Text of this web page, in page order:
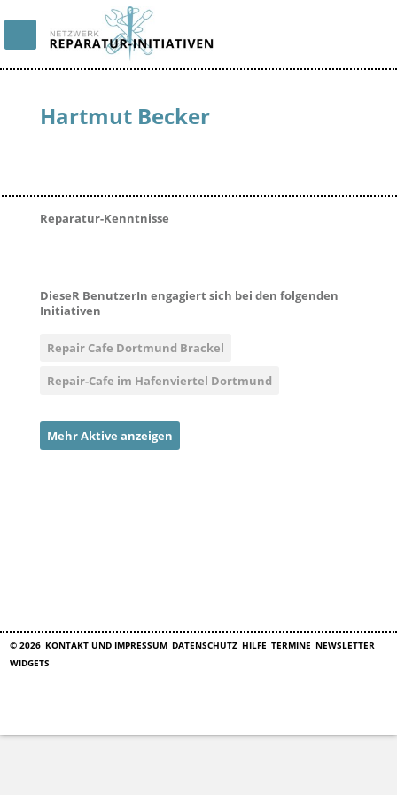
Hartmut Becker
Reparatur-Kenntnisse
DieseR BenutzerIn engagiert sich bei den folgenden
Initiativen
Repair Cafe Dortmund Brackel
Repair-Cafe im Hafenviertel Dortmund
Mehr Aktive anzeigen
© 2026 KONTAKT UND IMPRESSUM DATENSCHUTZ HILFE TERMINE NEWSLETTER
WIDGETS